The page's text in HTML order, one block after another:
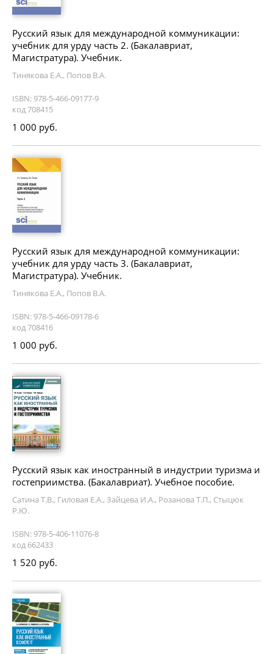
Русский язык для международной коммуникации:
учебник для урду часть 2. (Бакалавриат,
Магистратура). Учебник.
Тинякова Е.А., Попов В.А.
ISBN: 978-5-466-09177-9
код 708415
1 000 руб.
Русский язык для международной коммуникации:
учебник для урду часть 3. (Бакалавриат,
Магистратура). Учебник.
Тинякова Е.А., Попов В.А.
ISBN: 978-5-466-09178-6
код 708416
1 000 руб.
Русский язык как иностранный в индустрии туризма и
гостеприимства. (Бакалавриат). Учебное пособие.
Сатина Т.В., Гиловая Е.А., Зайцева И.А., Розанова Т.П., Стыцюк
Р.Ю.
ISBN: 978-5-406-11076-8
код 662433
1 520 руб.